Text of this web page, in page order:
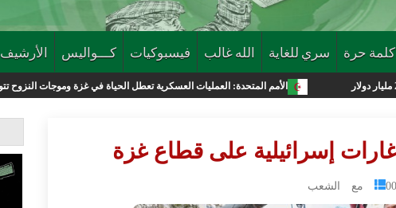
كلمة حرة سري للغاية الله غالب فيسبوكيات كـــواليس الأرشيف
الأمم المتحدة: العمليات العسكرية تعطل الحياة في غزة وموجات النزوح تتواصل
مع الشعب